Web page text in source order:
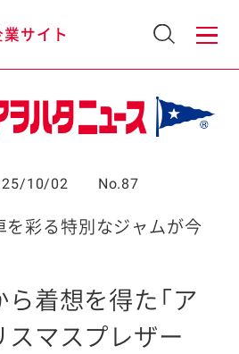
業サイト
25/10/02 No.87
を彩る特別なジャムが今
着想を得た「ア
マスプレザー